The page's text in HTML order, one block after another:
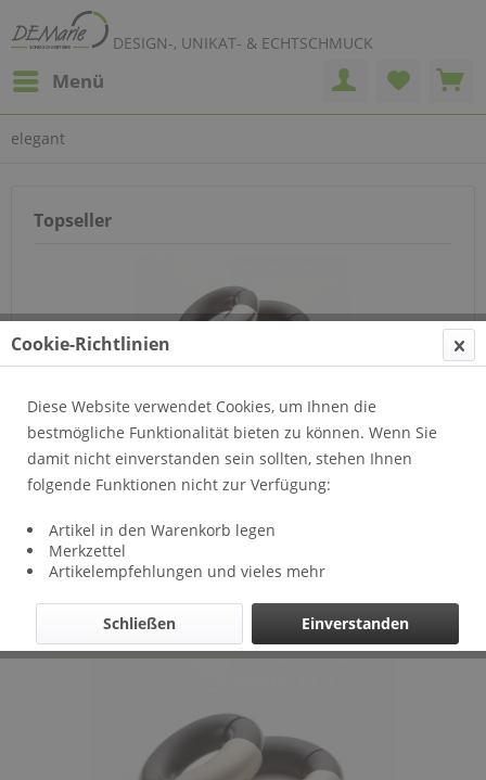
DESIGN-, UNIKAT- & ECHTSCHMUCK
Menü
elegant
Topseller
Cyée-Creolen "classic"
Filtern
Cookie-Richtlinien
Diese Website verwendet Cookies, um Ihnen die
bestmögliche Funktionalität bieten zu können. Wenn Sie
damit nicht einverstanden sein sollten, stehen Ihnen
folgende Funktionen nicht zur Verfügung:
Artikel in den Warenkorb legen
Merkzettel
Artikelempfehlungen und vieles mehr
Einverstanden
Schließen